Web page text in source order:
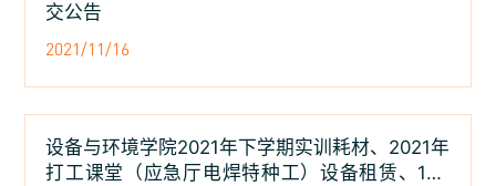
交公告
2021/11/16
设备与环境学院2021年下学期实训耗材、2021年
打工课堂（应急厅电焊特种工）设备租赁、1+X